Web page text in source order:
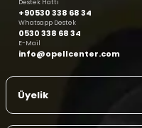
Destek Hattı
+90530 338 68 34
Whatsapp Destek
0530 338 68 34
E-Mail
info@opellcenter.com
Üyelik